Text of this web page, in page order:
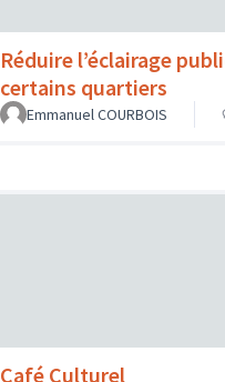
Réduire l’éclairage
certains quartiers
Emmanuel COURBOIS
Café Culturel